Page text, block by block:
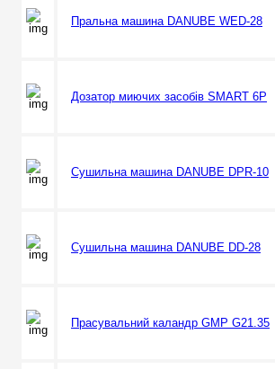
Пральна машина DANUBE WED-28
Дозатор миючих засобів SMART 6P
Сушильна машина DANUBE DPR-10
Сушильна машина DANUBE DD-28
Прасувальний каландр GMP G21.35